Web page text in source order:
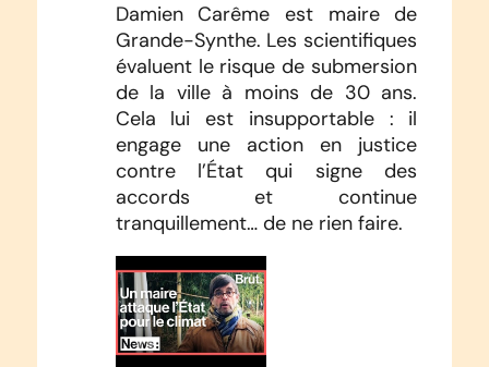
Damien Carême est maire de
Grande-Synthe. Les scientifiques
évaluent le risque de submersion
de la ville à moins de 30 ans.
Cela lui est insupportable : il
engage une action en justice
contre l’État qui signe des
accords et continue
tranquillement… de ne rien faire.